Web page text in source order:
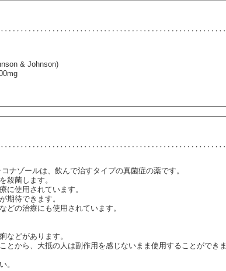
& Johnson)
ナゾールは、飲んで治すタイプの真菌症の薬です。
殺菌します。
に使用されています。
期待できます。
どの治療にも使用されています。
などがあります。
とから、大抵の人は副作用を感じないまま使用することができま
。